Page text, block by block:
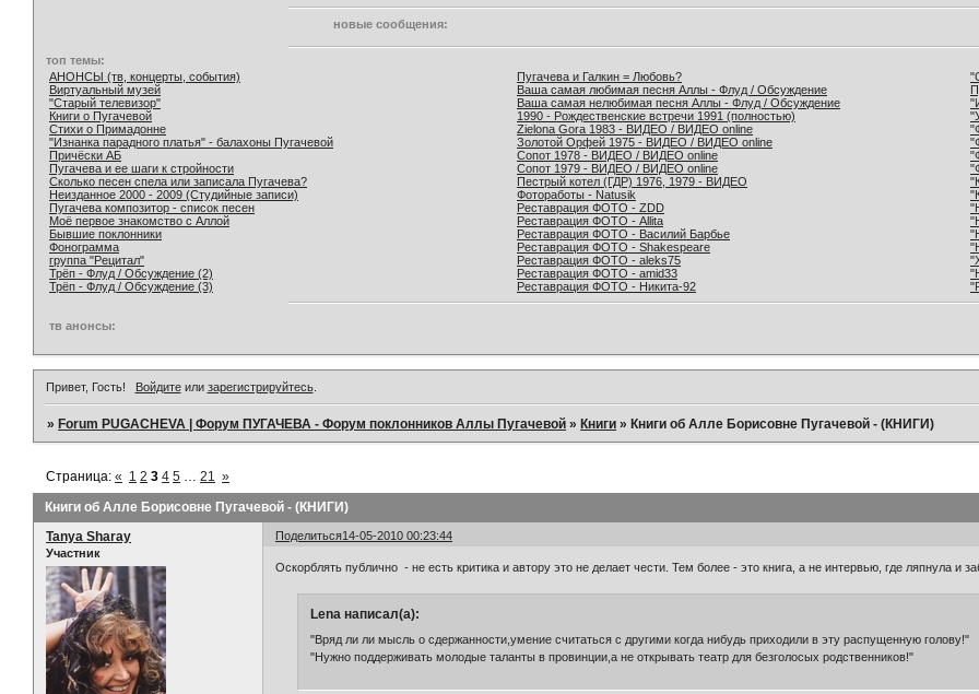
новые сообщения:
топ темы:
АНОНСЫ (тв, концерты, события)
Виртуальный музей
"Старый телевизор"
Книги о Пугачевой
Стихи о Примадонне
"Изнанка парадного платья" - балахоны Пугачевой
Причёски АБ
Пугачева и ее шаги к стройности
Сколько песен спела или записала Пугачева?
Неизданное 2000 - 2009 (Студийные записи)
Пугачева композитор - список песен
Моё первое знакомство с Аллой
Бывшие поклонники
Фонограмма
группа "Рецитал"
Трёп - Флуд / Обсуждение (2)
Трёп - Флуд / Обсуждение (3)
Пугачева и Галкин = Любовь?
Ваша самая любимая песня Аллы - Флуд / Обсуждение
Ваша самая нелюбимая песня Аллы - Флуд / Обсуждение
1990 - Рождественские встречи 1991 (полностью)
Zielona Gora 1983 - ВИДЕО / ВИДЕО online
Золотой Орфей 1975 - ВИДЕО / ВИДЕО online
Сопот 1978 - ВИДЕО / ВИДЕО online
Сопот 1979 - ВИДЕО / ВИДЕО online
Пестрый котел (ГДР) 1976, 1979 - ВИДЕО
Фотоработы - Natusik
Реставрация ФОТО - ZDD
Реставрация ФОТО - Allita
Реставрация ФОТО - Василий Барбье
Реставрация ФОТО - Shakespeare
Реставрация ФОТО - aleks75
Реставрация ФОТО - amid33
Реставрация ФОТО - Никита-92
тв анонсы:
Привет, Гость! Войдитеили зарегистрируйтесь.
»Forum PUGACHEVA | Форум ПУГАЧЕВА - Форум поклонников Аллы Пугачевой »Книги »Книги об Алле Борисовне Пугачевой - (КНИГИ)
Книги об Алле Борисовне Пугачевой - (КНИГИ)
Страница:« 1 2 3 4 5 … 21 »
Поделиться14-05-2010 00:23:44
Tanya Sharay
Участник
Оскорблять публично - не есть критика и автору это не делает чести. Тем более - это книга, а не интервью, где ляпнула и
Lena написал(а):
"Вряд ли ли мысль о сдержанности,умение считаться с другими когда нибудь приходили в эту распущенную голову!"
"Нужно поддерживать молодые таланты в провинции,а не открывать театр для безголосых родственников!"